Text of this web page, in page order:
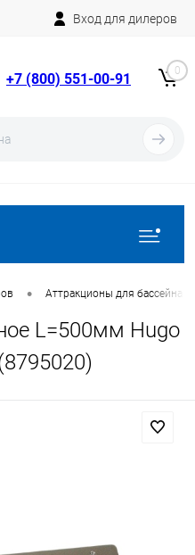
Вход для дилеров
+7 (800) 551-00-91 0
• Аттракционы для бассейна
L=500мм Hugo